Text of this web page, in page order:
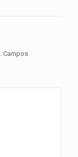
Campos